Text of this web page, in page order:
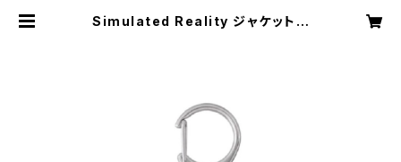
Simulated Reality ジャケットキ